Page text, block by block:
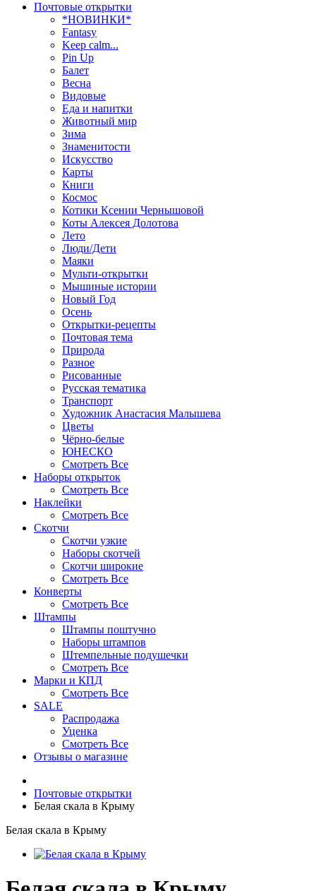
Почтовые открытки
*НОВИНКИ*
Fantasy
Keep calm...
Pin Up
Балет
Весна
Видовые
Еда и напитки
Животный мир
Зима
Знаменитости
Искусство
Карты
Книги
Космос
Котики Ксении Чернышовой
Коты Алексея Долотова
Лето
Люди/Дети
Маяки
Мульти-открытки
Мышиные истории
Новый Год
Осень
Открытки-рецепты
Почтовая тема
Природа
Разное
Рисованные
Русская тематика
Транспорт
Художник Анастасия Малышева
Цветы
Чёрно-белые
ЮНЕСКО
Смотреть Все
Наборы открыток
Смотреть Все
Наклейки
Смотреть Все
Скотчи
Скотчи узкие
Наборы скотчей
Скотчи широкие
Смотреть Все
Конверты
Смотреть Все
Штампы
Штампы поштучно
Наборы штампов
Штемпельные подушечки
Смотреть Все
Марки и КПД
Смотреть Все
SALE
Распродажа
Уценка
Смотреть Все
Отзывы о магазине
Почтовые открытки
Белая скала в Крыму
Белая скала в Крыму